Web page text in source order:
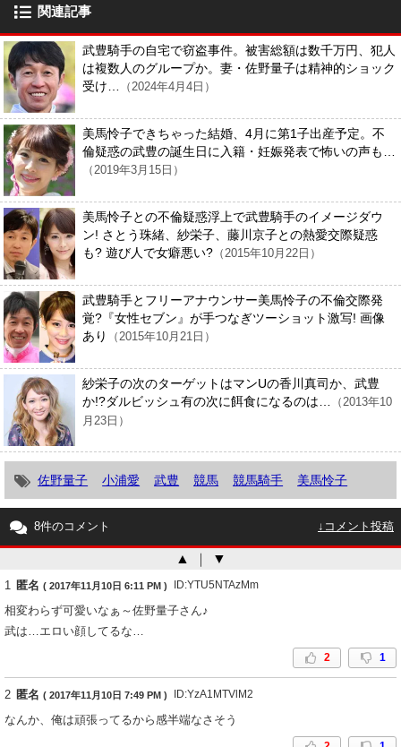
関連記事
武豊騎手の自宅で窃盗事件。被害総額は数千万円、犯人
は複数人のグループか。妻・佐野量子は精神的ショック
受け…
（2024年4月4日）
美馬怜子できちゃった結婚、4月に第1子出産予定。不
倫疑惑の武豊の誕生日に入籍・妊娠発表で怖いの声も…
（2019年3月15日）
美馬怜子との不倫疑惑浮上で武豊騎手のイメージダウ
ン! さとう珠緒、紗栄子、藤川京子との熱愛交際疑惑
も? 遊び人で女癖悪い? （2015年10月22日）
武豊騎手とフリーアナウンサー美馬怜子の不倫交際発
覚?『女性セブン』が手つなぎツーショット激写! 画像
あり
（2015年10月21日）
紗栄子の次のターゲットはマンUの香川真司か、武豊
か!?ダルビッシュ有の次に餌食になるのは…
（2013年10
月23日）
佐野量子 小浦愛 武豊 競馬 競馬騎手 美馬怜子
8件のコメント ↓コメント投稿
▲ ｜ ▼
1 匿名 ( 2017年11月10日 6:11 PM ) ID:YTU5NTAzMm
相変わらず可愛いなぁ～佐野量子さん♪
武は…エロい顔してるな…
2 1
2 匿名 ( 2017年11月10日 7:49 PM ) ID:YzA1MTVlM2
なんか、俺は頑張ってるから感半端なさそう